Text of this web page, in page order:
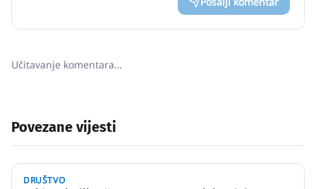
Učitavanje komentara…
Povezane vijesti
DRUŠTVO